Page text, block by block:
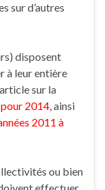
sur d’autres
disposent
à leur entière
sur la
2014, ainsi
2011 à
ou bien